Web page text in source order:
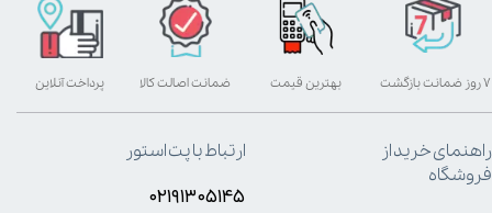
بهترین قیمت پرداخت آنلاین ۷ روز ضمانت بازگشت ضمانت اصالت کالا
راهنمای خرید از
فروشگاه
ارتباط با پت استور
۰۲۱۹۱۳۰۵۱۴۵